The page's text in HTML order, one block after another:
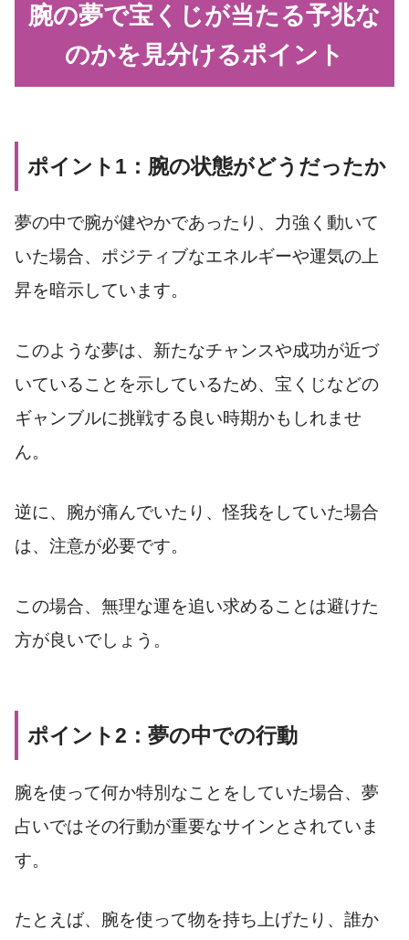
腕の夢で宝くじが当たる予兆な
のかを見分けるポイント
ポイント1：腕の状態がどうだったか
夢の中で腕が健やかであったり、力強く動いて
いた場合、ポジティブなエネルギーや運気の上
昇を暗示しています。
このような夢は、新たなチャンスや成功が近づ
いていることを示しているため、宝くじなどの
ギャンブルに挑戦する良い時期かもしれませ
ん。
逆に、腕が痛んでいたり、怪我をしていた場合
は、注意が必要です。
この場合、無理な運を追い求めることは避けた
方が良いでしょう。
ポイント2：夢の中での行動
腕を使って何か特別なことをしていた場合、夢
占いではその行動が重要なサインとされていま
す。
たとえば、腕を使って物を持ち上げたり、誰か